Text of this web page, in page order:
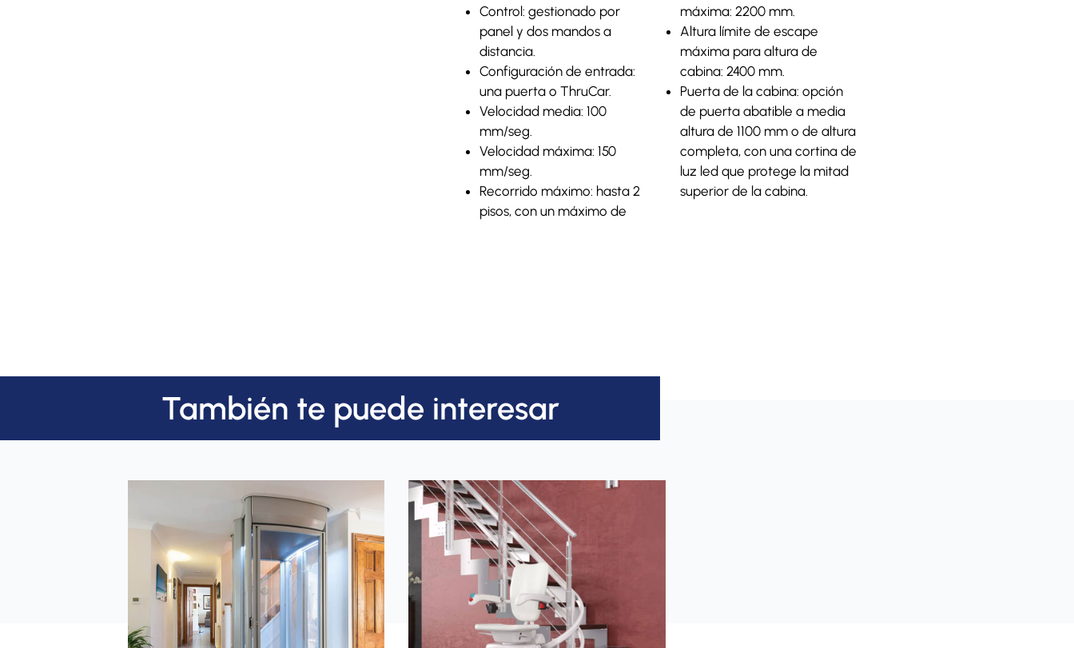
Control: gestionado por
panel y dos mandos a
distancia.
Configuración de entrada:
una puerta o ThruCar.
Velocidad media: 100
mm/seg.
Velocidad máxima: 150
mm/seg.
Recorrido máximo: hasta 2
pisos, con un máximo de
máxima: 2200 mm.
Altura límite de escape
máxima para altura de
cabina: 2400 mm.
Puerta de la cabina: opción
de puerta abatible a media
altura de 1100 mm o de altura
completa, con una cortina de
luz led que protege la mitad
superior de la cabina.
También te puede interesar